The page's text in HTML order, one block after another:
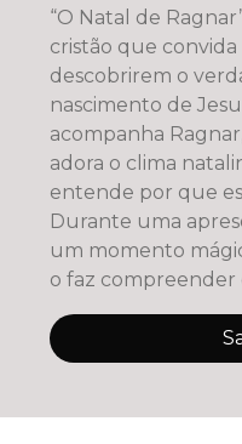
“O Natal de
cristão que convida
descobrirem o
nascimento de
acompanha
adora o clima
entende por que
Durante uma
um momento
o faz compreender